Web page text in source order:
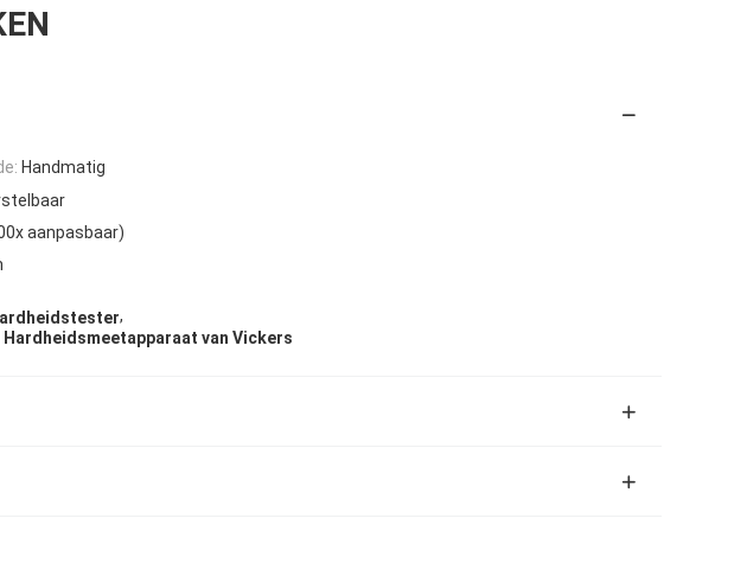
Handmatig
aanpasbaar)
,
van Vickers